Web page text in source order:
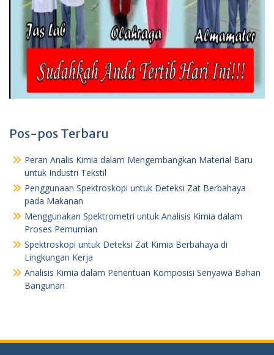
Pos-pos Terbaru
Peran Analis Kimia dalam Mengembangkan Material Baru
untuk Industri Tekstil
Penggunaan Spektroskopi untuk Deteksi Zat Berbahaya
pada Makanan
Menggunakan Spektrometri untuk Analisis Kimia dalam
Proses Pemurnian
Spektroskopi untuk Deteksi Zat Kimia Berbahaya di
Lingkungan Kerja
Analisis Kimia dalam Penentuan Komposisi Senyawa Bahan
Bangunan